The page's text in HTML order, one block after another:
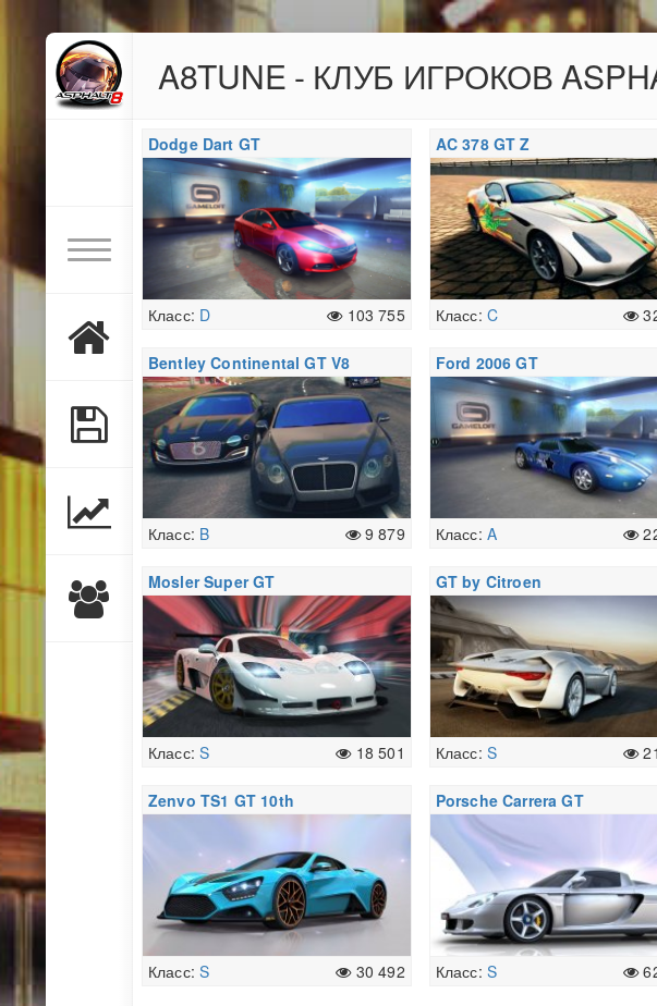
A8TUNE - КЛУБ ИГРОКОВ
Dodge Dart GT
Класс: D 103 755
AC 378 GT Z
Класс: C
Bentley Continental GT V8
Класс: B 9 879
Ford 2006 GT
Класс: A
Mosler Super GT
Класс:S 18 501
GT by Citroen
Класс: S
Zenvo TS1 GT 10th
Anniversary Edition
Класс:S 30 492
Porsche Carrera GT
Класс: S